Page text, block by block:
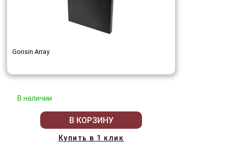
Gonsin Array
В наличии
В КОРЗИНУ
Купить в 1 клик